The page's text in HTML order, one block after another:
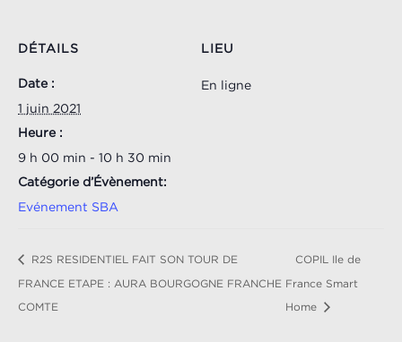
DÉTAILS
Date :
1 juin 2021
Heure :
9 h 00 min - 10 h 30 min
Catégorie d’Évènement:
Evénement SBA
LIEU
En ligne
R2S RESIDENTIEL FAIT SON TOUR DE
FRANCE ETAPE : AURA BOURGOGNE FRANCHE
COMTE
COPIL Ile de
France Smart
Home